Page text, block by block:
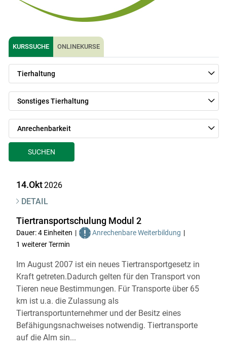
KURSSUCHE ONLINEKURSE
Tierhaltung
Sonstiges Tierhaltung
Anrechenbarkeit
SUCHEN
14.Okt2026
DETAIL
Tiertransportschulung Modul 2
Dauer: 4 Einheiten
Anrechenbare Weiterbildung
1 weiterer Termin
Im August 2007 ist ein neues Tiertransportgesetz in
Kraft getreten.Dadurch gelten für den Transport von
Tieren neue Bestimmungen. Für Transporte über 65
km ist u.a. die Zulassung als
Tiertransportunternehmer und der Besitz eines
Befähigungsnachweises notwendig. Tiertransporte
auf die Alm sin...